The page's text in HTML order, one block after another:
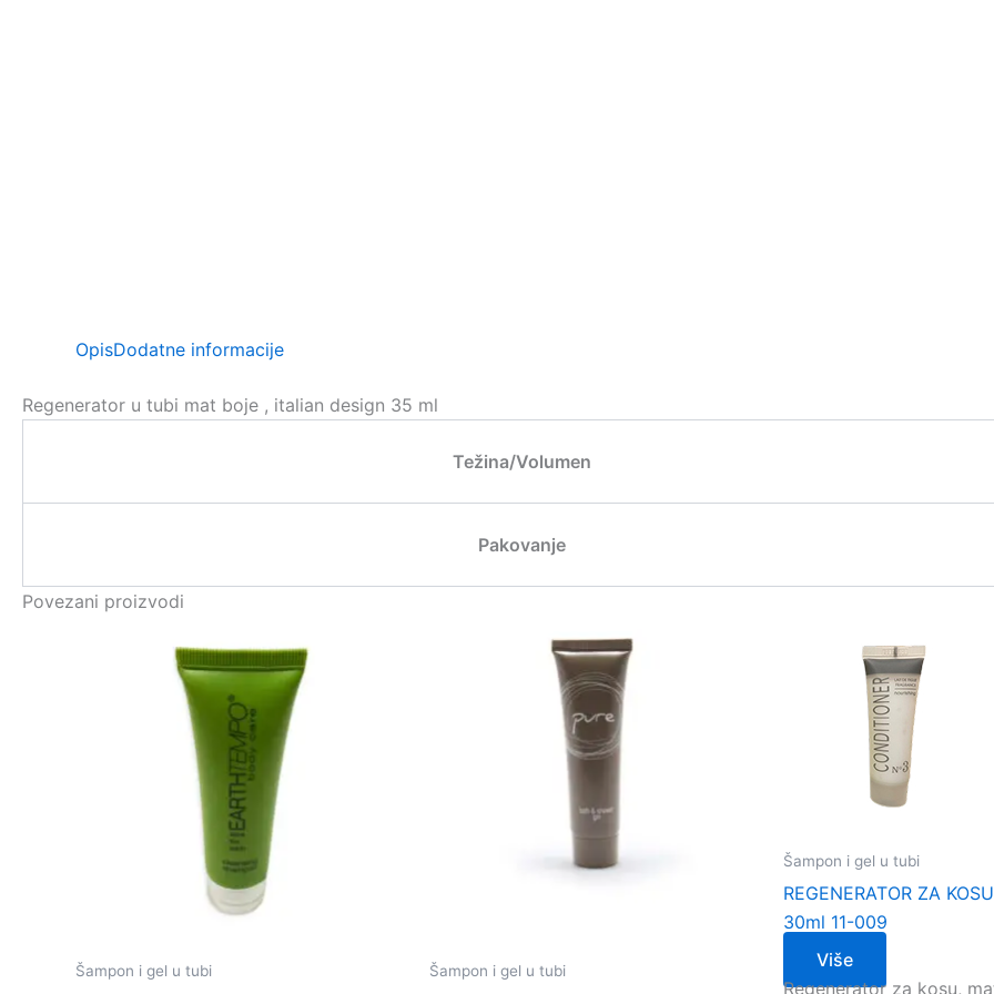
OpisDodatne informacije
Regenerator u tubi mat boje , italian design 35 ml
Težina/Volumen
Pakovanje
Povezani proizvodi
Šampon i gel u tubi Šampon i gel u tubi
Šampon i gel u tubi
REGENERATOR ZA
30ml 11-009
Više
Regenerator za kosu,